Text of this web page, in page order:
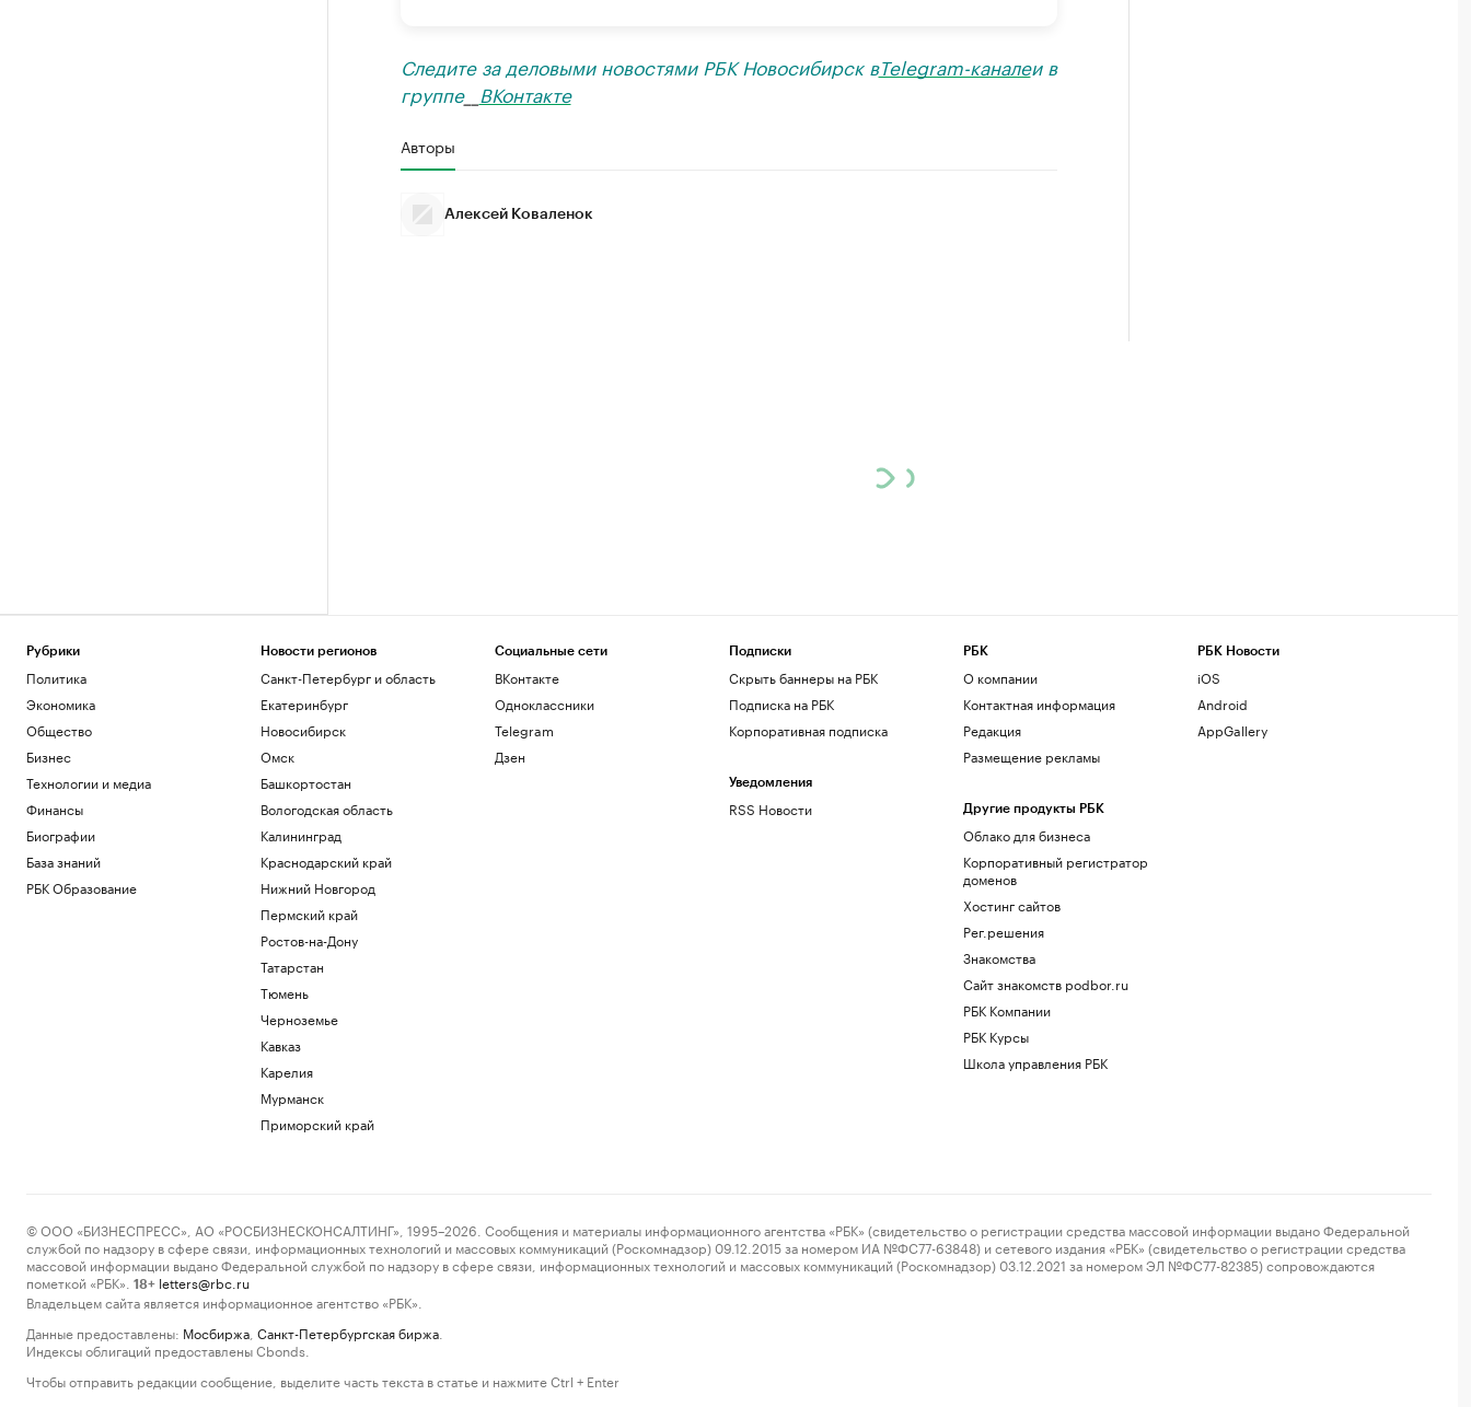
Следите за деловыми новостями РБК Новосибирск вTelegram-каналеи в
группе__ ВКонтакте
Авторы
Алексей Коваленок
Рубрики
Политика
Экономика
Общество
Бизнес
Технологии и медиа
Финансы
Биографии
База знаний
РБК Образование
Новости регионов
Санкт-Петербург и область
Екатеринбург
Новосибирск
Омск
Башкортостан
Вологодская область
Калининград
Краснодарский край
Нижний Новгород
Пермский край
Ростов-на-Дону
Татарстан
Тюмень
Черноземье
Кавказ
Карелия
Мурманск
Приморский край
Социальные сети
ВКонтакте
Одноклассники
Telegram
Дзен
Подписки
Скрыть баннеры на РБК
Подписка на РБК
Корпоративная подписка
Уведомления
RSS Новости
РБК
О компании
Контактная информация
Редакция
Размещение рекламы
Другие продукты РБК
Облако для бизнеса
Корпоративный регистратор
доменов
Хостинг сайтов
Рег.решения
Знакомства
Сайт знакомств podbor.ru
РБК Компании
РБК Курсы
Школа управления РБК
РБК Новости
iOS
Android
AppGallery
© ООО «БИЗНЕСПРЕСС», АО «РОСБИЗНЕСКОНСАЛТИНГ», 1995–2026. Сообщения и материалы информационного агентства «РБК» (свидетельство о регистрации средства массовой информации выдано Федеральной
службой по надзору в сфере связи, информационных технологий и массовых коммуникаций (Роскомнадзор) 09.12.2015 за номером ИА №ФС77-63848) и сетевого издания «РБК» (свидетельство о регистрации средства
массовой информации выдано Федеральной службой по надзору в сфере связи, информационных технологий и массовых коммуникаций (Роскомнадзор) 03.12.2021 за номером ЭЛ №ФС77-82385) сопровождаются
пометкой «РБК».
18+ letters@rbc.ru
Владельцем сайта является информационное агентство «РБК».
Данные предоставлены: Мосбиржа Санкт-Петербургская биржа
Индексы облигаций предоставлены Cbonds.
Чтобы отправить редакции сообщение, выделите часть текста в статье и нажмите Ctrl + Enter